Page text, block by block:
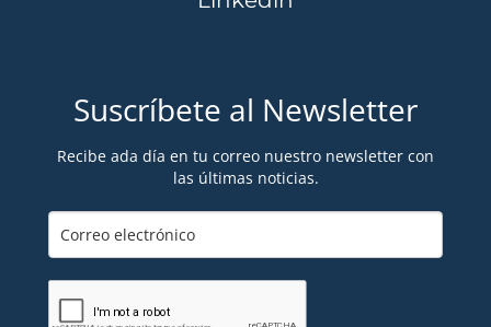
Suscríbete al Newsletter
Recibe ada día en tu correo nuestro newsletter con
las últimas noticias.